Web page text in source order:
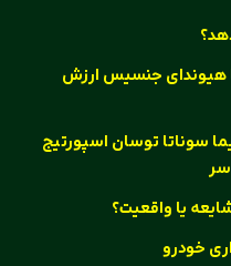
هیوندای جنسیس ارزش
سوناتا توسان اسپورتیج
یا واقعیت؟
خودرو